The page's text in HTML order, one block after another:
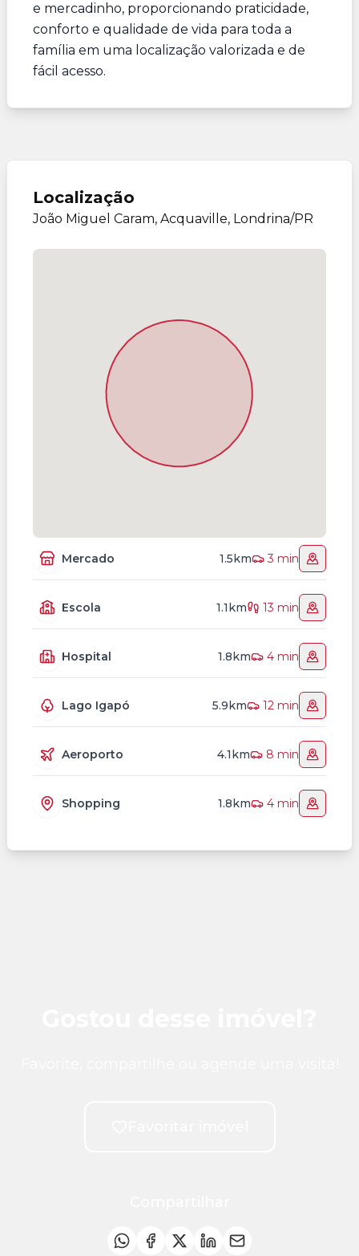
e mercadinho, proporcionando praticidade,
conforto e qualidade de vida para toda a
família em uma localização valorizada e de
fácil acesso.
Localização
João Miguel Caram, Acquaville, Londrina/PR
Mercado 1.5km 3 min
Escola 1.1km 13 min
Hospital 1.8km 4 min
Lago Igapó 5.9km 12 min
Aeroporto 4.1km 8 min
Shopping 1.8km 4 min